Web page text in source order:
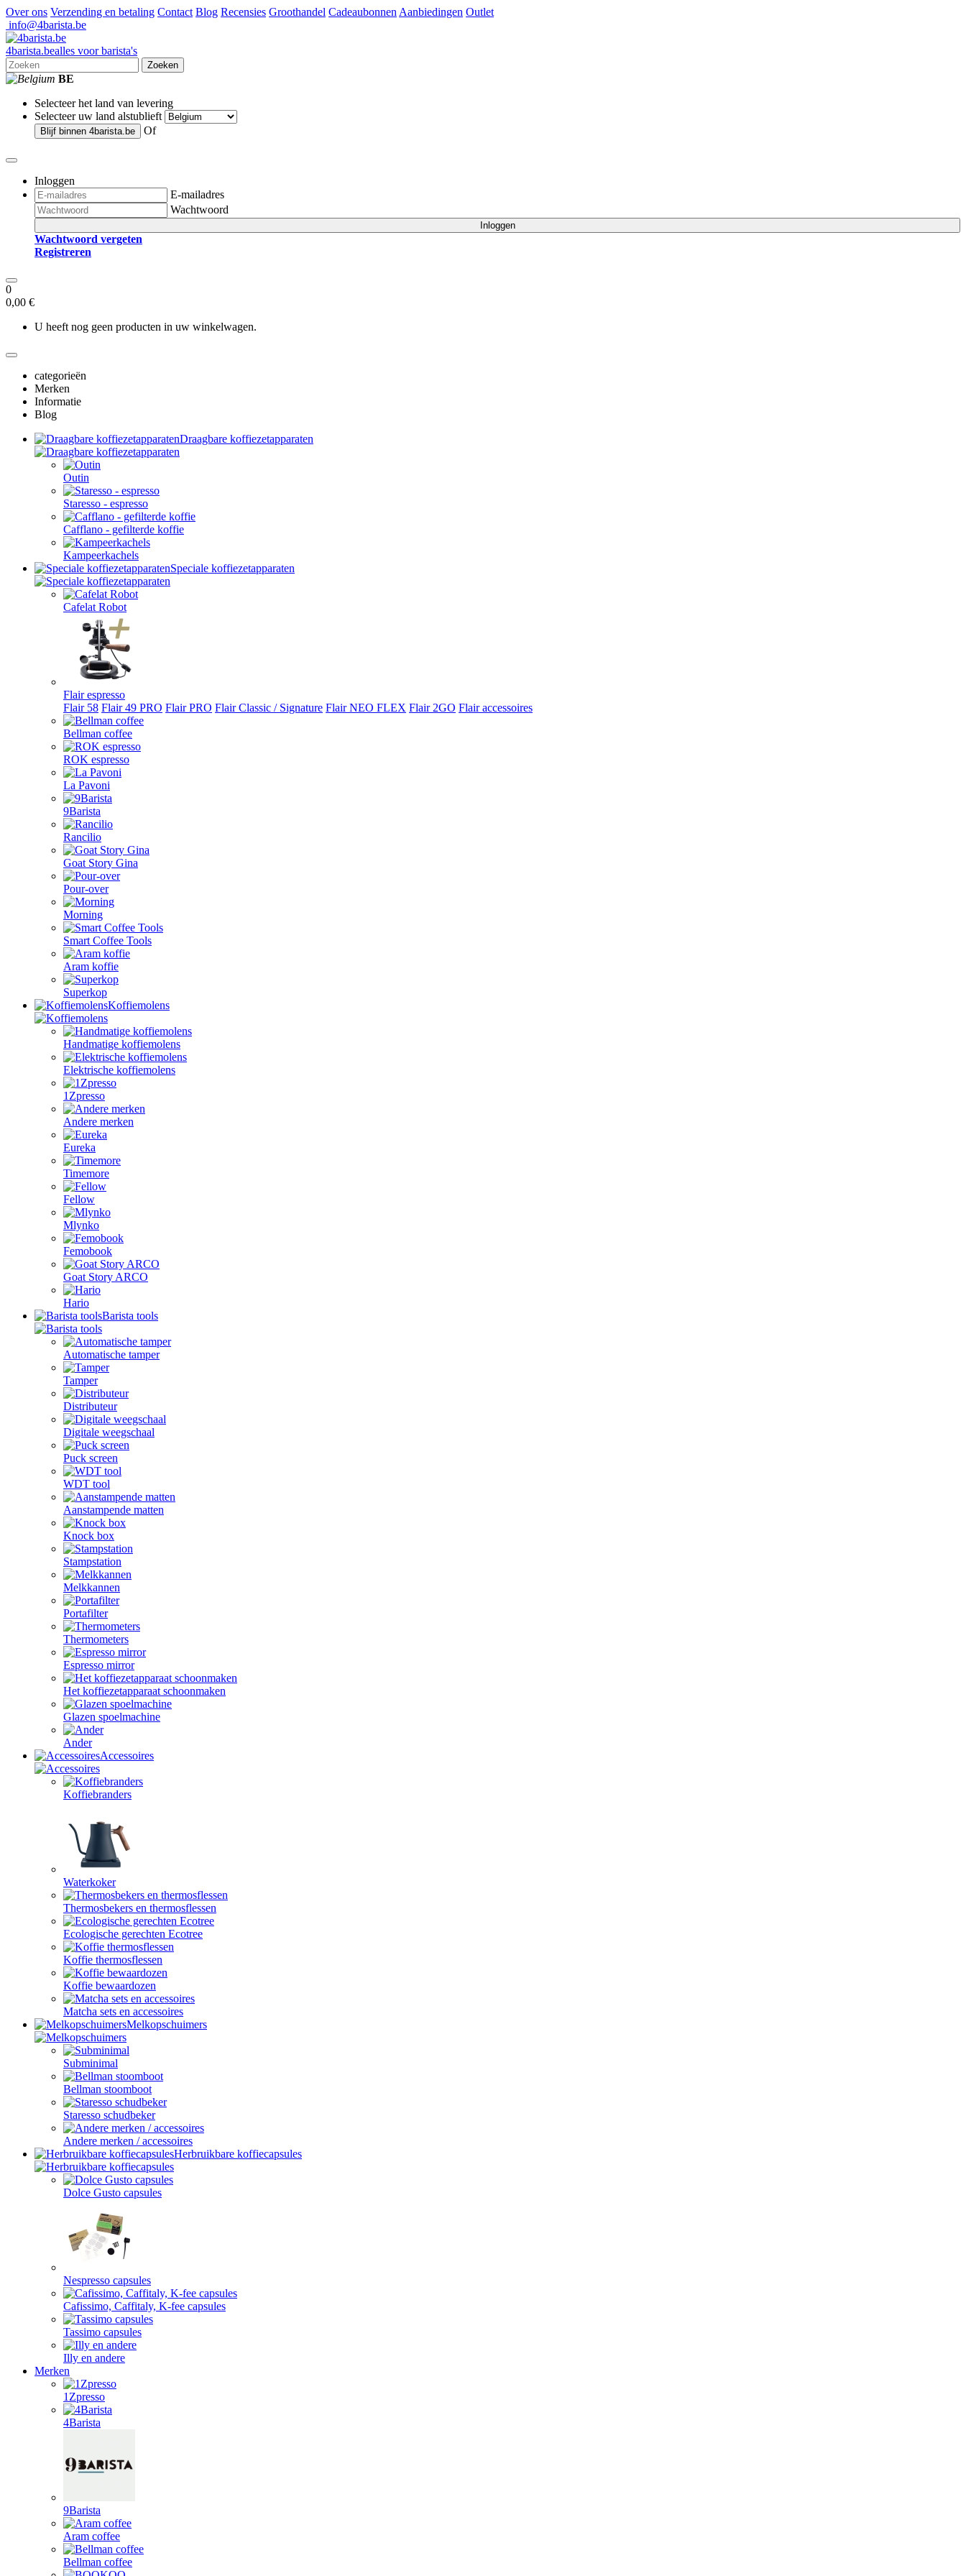
Over ons Verzending en betaling Contact Blog Recensies Groothandel Cadeaubonnen Aanbiedingen Outlet
info@4barista.be
4barista.bealles voor barista's
Zoeken
BE
Selecteer het land van levering
Selecteer uw land alstublieft
Blijf binnen 4barista.be Of
Inloggen
E-mailadres
Wachtwoord
Inloggen
Wachtwoord vergeten
Registreren
0
0,00 €
U heeft nog geen producten in uw winkelwagen.
categorieën
Merken
Informatie
Blog
Draagbare koffiezetapparaten
Outin
Staresso - espresso
Cafflano - gefilterde koffie
Kampeerkachels
Speciale koffiezetapparaten
Cafelat Robot
Flair espresso
Flair 58 Flair 49 PRO Flair PRO Flair Classic / Signature Flair NEO FLEX Flair 2GO Flair accessoires
Bellman coffee
ROK espresso
La Pavoni
9Barista
Rancilio
Goat Story Gina
Pour-over
Morning
Smart Coffee Tools
Aram koffie
Superkop
Koffiemolens
Handmatige koffiemolens
Elektrische koffiemolens
1Zpresso
Andere merken
Eureka
Timemore
Fellow
Mlynko
Femobook
Goat Story ARCO
Hario
Barista tools
Automatische tamper
Tamper
Distributeur
Digitale weegschaal
Puck screen
WDT tool
Aanstampende matten
Knock box
Stampstation
Melkkannen
Portafilter
Thermometers
Espresso mirror
Het koffiezetapparaat schoonmaken
Glazen spoelmachine
Ander
Accessoires
Koffiebranders
Waterkoker
Thermosbekers en thermosflessen
Ecologische gerechten Ecotree
Koffie thermosflessen
Koffie bewaardozen
Matcha sets en accessoires
Melkopschuimers
Subminimal
Bellman stoomboot
Staresso schudbeker
Andere merken / accessoires
Herbruikbare koffiecapsules
Dolce Gusto capsules
Nespresso capsules
Cafissimo, Caffitaly, K-fee capsules
Tassimo capsules
Illy en andere
Merken
1Zpresso
4Barista
9Barista
Aram coffee
Bellman coffee